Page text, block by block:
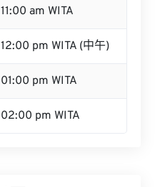
11:00 am WITA
12:00 pm WITA (中午)
01:00 pm WITA
02:00 pm WITA